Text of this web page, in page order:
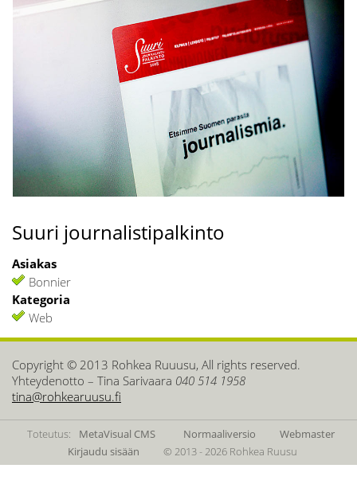
Suuri journalistipalkinto
Asiakas
Bonnier
Kategoria
Web
Copyright © 2013 Rohkea Ruuusu, All rights reserved.
Yhteydenotto – Tina Sarivaara 040 514 1958
tina@rohkearuusu.fi
Toteutus: MetaVisual CMS Normaaliversio
Webmaster
Kirjaudu sisään
© 2013 - 2026 Rohkea Ruusu